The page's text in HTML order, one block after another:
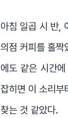
아침 일곱 시 반,
의점 커피를 홀짝
에도 같은 시간
잡히면 이 소리부
찾는 것 같았다.